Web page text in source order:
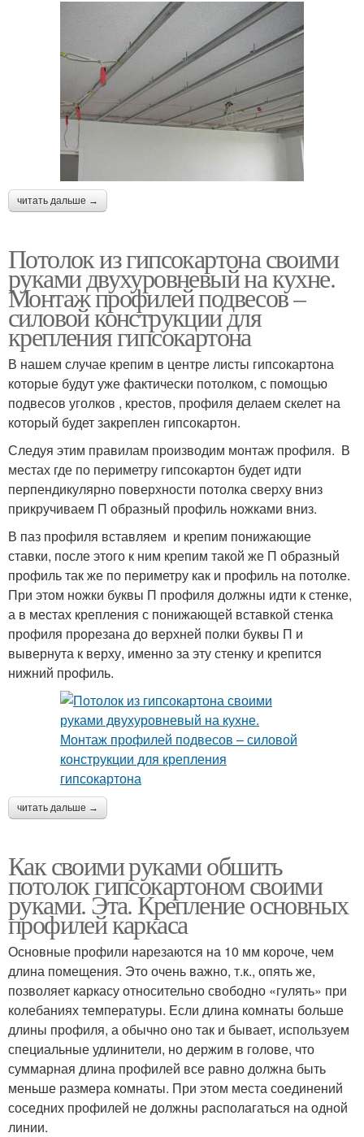
читать дальше →
Потолок из гипсокартона своими
руками двухуровневый на кухне.
Монтаж профилей подвесов –
силовой конструкции для
крепления гипсокартона
В нашем случае крепим в центре листы гипсокартона
которые будут уже фактически потолком, с помощью
подвесов уголков , крестов, профиля делаем скелет на
который будет закреплен гипсокартон.
Следуя этим правилам производим монтаж профиля. В
местах где по периметру гипсокартон будет идти
перпендикулярно поверхности потолка сверху вниз
прикручиваем П образный профиль ножками вниз.
В паз профиля вставляем и крепим понижающие
ставки, после этого к ним крепим такой же П образный
профиль так же по периметру как и профиль на потолке.
При этом ножки буквы П профиля должны идти к стенке,
а в местах крепления с понижающей вставкой стенка
профиля прорезана до верхней полки буквы П и
вывернута к верху, именно за эту стенку и крепится
нижний профиль.
читать дальше →
Как своими руками обшить
потолок гипсокартоном своими
руками. Эта. Крепление основных
профилей каркаса
Основные профили нарезаются на 10 мм короче, чем
длина помещения. Это очень важно, т.к., опять же,
позволяет каркасу относительно свободно «гулять» при
колебаниях температуры. Если длина комнаты больше
длины профиля, а обычно оно так и бывает, используем
специальные удлинители, но держим в голове, что
суммарная длина профилей все равно должна быть
меньше размера комнаты. При этом места соединений
соседних профилей не должны располагаться на одной
линии.